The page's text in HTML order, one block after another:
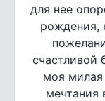
для нее
рождения,
счастливой
моя милая
мечтания